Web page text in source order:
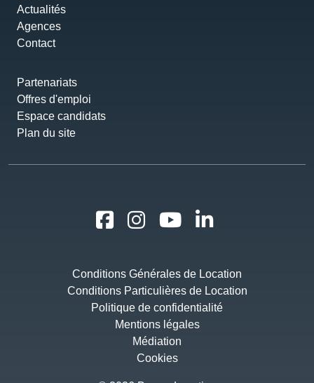
Agences
Contact
Offres d'emploi
Espace candidats
Plan du site
Conditions Particulières de Location
Politique de confidentialité
Mentions légales
Médiation
Cookies